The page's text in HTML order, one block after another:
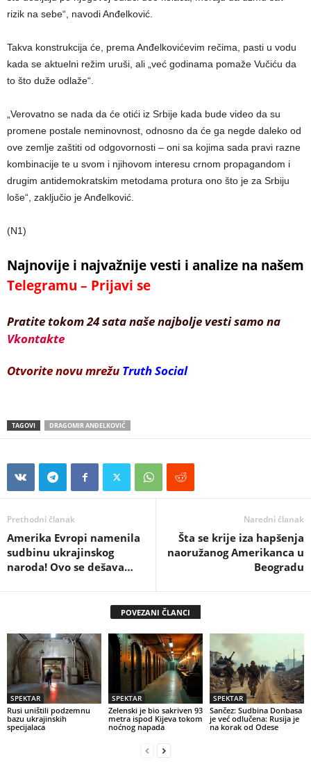
rizik na sebe“, navodi Anđelković.
Takva konstrukcija će, prema Anđelkovićevim rečima, pasti u vodu
kada se aktuelni režim uruši, ali „već godinama pomaže Vučiću da
to što duže odlaže“.
„Verovatno se nada da će otići iz Srbije kada bude video da su
promene postale neminovnost, odnosno da će ga negde daleko od
ove zemlje zaštiti od odgovornosti – oni sa kojima sada pravi razne
kombinacije te u svom i njihovom interesu crnom propagandom i
drugim antidemokratskim metodama protura ono što je za Srbiju
loše“, zaključio je Anđelković.
(N1)
Najnovije i najvažnije vesti i analize na našem
Telegramu – Prijavi se
Pratite tokom 24 sata naše najbolje vesti samo na
Vkontakte
Otvorite novu mrežu Truth Social
TAGOVI DRAGOMIR ANĐELKOVIĆ
Prethodni članak
Amerika Evropi namenila
sudbinu ukrajinskog
naroda! Ovo se dešava…
Naredni članak
Šta se krije iza hapšenja
naoružanog Amerikanca u
Beogradu
POVEZANI ČLANCI
SPEKTAR
Rusi uništili podzemnu
bazu ukrajinskih
specijalaca
SPEKTAR
Zelenski je bio sakriven 93
metra ispod Kijeva tokom
noćnog napada
SPEKTAR
Sančez: Sudbina Donbasa
je već odlučena: Rusija je
na korak od Odese